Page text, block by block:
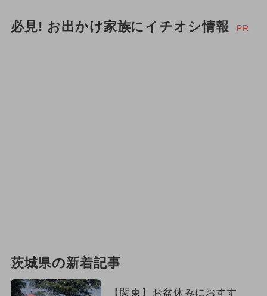
必見! お出かけ家族にイチオシ情報 PR
茨城県の新着記事
【関東】お盆休みにおすす